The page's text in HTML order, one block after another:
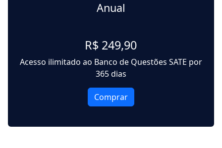
Anual
R$ 249,90
Acesso ilimitado ao Banco de Questões SATE por
365 dias
Comprar